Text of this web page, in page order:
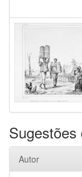
Autor